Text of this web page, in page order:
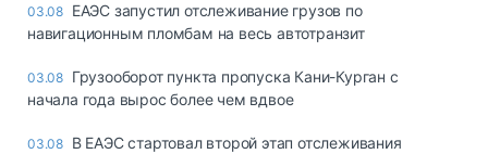
03.08 ЕАЭС запустил отслеживание грузов по
навигационным пломбам на весь автотранзит
03.08 Грузооборот пункта пропуска Кани-Курган с
начала года вырос более чем вдвое
03.08 В ЕАЭС стартовал второй этап отслеживания